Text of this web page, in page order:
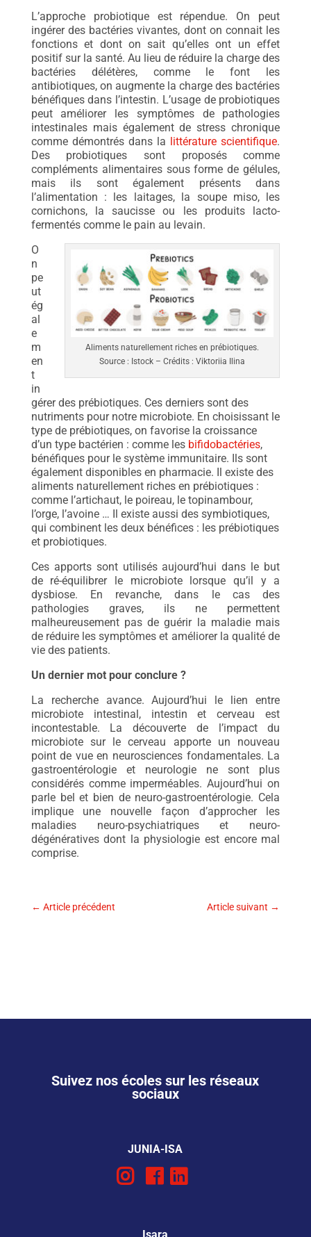
L’approche probiotique est répendue. On peut
ingérer des bactéries vivantes, dont on connait les
fonctions et dont on sait qu’elles ont un effet
positif sur la santé. Au lieu de réduire la charge des
bactéries délétères, comme le font les
antibiotiques, on augmente la charge des bactéries
bénéfiques dans l’intestin. L’usage de probiotiques
peut améliorer les symptômes de pathologies
intestinales mais également de stress chronique
comme démontrés dans la littérature scientifique.
Des probiotiques sont proposés comme
compléments alimentaires sous forme de gélules,
mais ils sont également présents dans
l’alimentation : les laitages, la soupe miso, les
cornichons, la saucisse ou les produits lacto-
fermentés comme le pain au levain.
Aliments naturellement riches en prébiotiques.
Source : Istock – Crédits : Viktoriia Ilina
O
n
pe
ut
ég
al
e
m
en
t
in
gérer des prébiotiques. Ces derniers sont des
nutriments pour notre microbiote. En choisissant le
type de prébiotiques, on favorise la croissance
d’un type bactérien : comme les bifidobactéries,
bénéfiques pour le système immunitaire. Ils sont
également disponibles en pharmacie. Il existe des
aliments naturellement riches en prébiotiques :
comme l’artichaut, le poireau, le topinambour,
l’orge, l’avoine … Il existe aussi des symbiotiques,
qui combinent les deux bénéfices : les prébiotiques
et probiotiques.
Ces apports sont utilisés aujourd’hui dans le but
de ré-équilibrer le microbiote lorsque qu’il y a
dysbiose. En revanche, dans le cas des
pathologies graves, ils ne permettent
malheureusement pas de guérir la maladie mais
de réduire les symptômes et améliorer la qualité de
vie des patients.
Un dernier mot pour conclure ?
La recherche avance. Aujourd’hui le lien entre
microbiote intestinal, intestin et cerveau est
incontestable. La découverte de l’impact du
microbiote sur le cerveau apporte un nouveau
point de vue en neurosciences fondamentales. La
gastroentérologie et neurologie ne sont plus
considérés comme imperméables. Aujourd’hui on
parle bel et bien de neuro-gastroentérologie. Cela
implique une nouvelle façon d’approcher les
maladies neuro-psychiatriques et neuro-
dégénératives dont la physiologie est encore mal
comprise.
← Article précédent Article suivant →
Suivez nos écoles sur les réseaux
sociaux
JUNIA-ISA